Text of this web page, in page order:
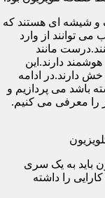
و شیشه ای هستند که
توانند از وارد
مانند
دارند.این
دارند.در ادامه
باشد می پردازیم و
را معرفی می کنیم.
باید به یک سری
را داشته